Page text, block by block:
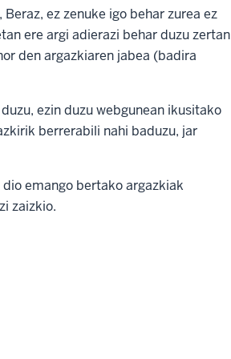
ez zenuke igo behar zurea ez
ere argi adierazi behar duzu zertan
den argazkiaren jabea (badira
ezin duzu webgunean ikusitako
berrerabili nahi baduzu, jar
emango bertako argazkiak
zaizkio.